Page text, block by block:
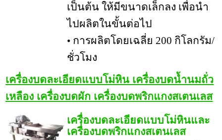
เป็นต้น ให้มีขนาดเล็กลง เพื่อนำ
ไปผลิตในขั้นต่อไป
• การผลิตโดยเฉลี่ย 200 กิโลกรัม/
ชั่วโมง
เครื่องบดละเอียดแบบโม่หิน เครื่องบดน้ำนมถั่ว
เหลือง เครื่องบดผัก เครื่องบดพริกแกงสเตนเลส
เครื่องบดละเอียดแบบโม่หินและ
เครื่องบดพริกแกงสเตนเลส